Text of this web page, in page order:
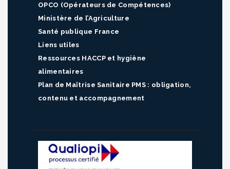
OPCO (Opérateurs de Compétences)
Ministère de l’Agriculture
Santé publique France
Liens utiles
Ressources HACCP et hygiène
alimentaires
Plan de Maîtrise Sanitaire PMS : obligation,
contenu et accompagnement